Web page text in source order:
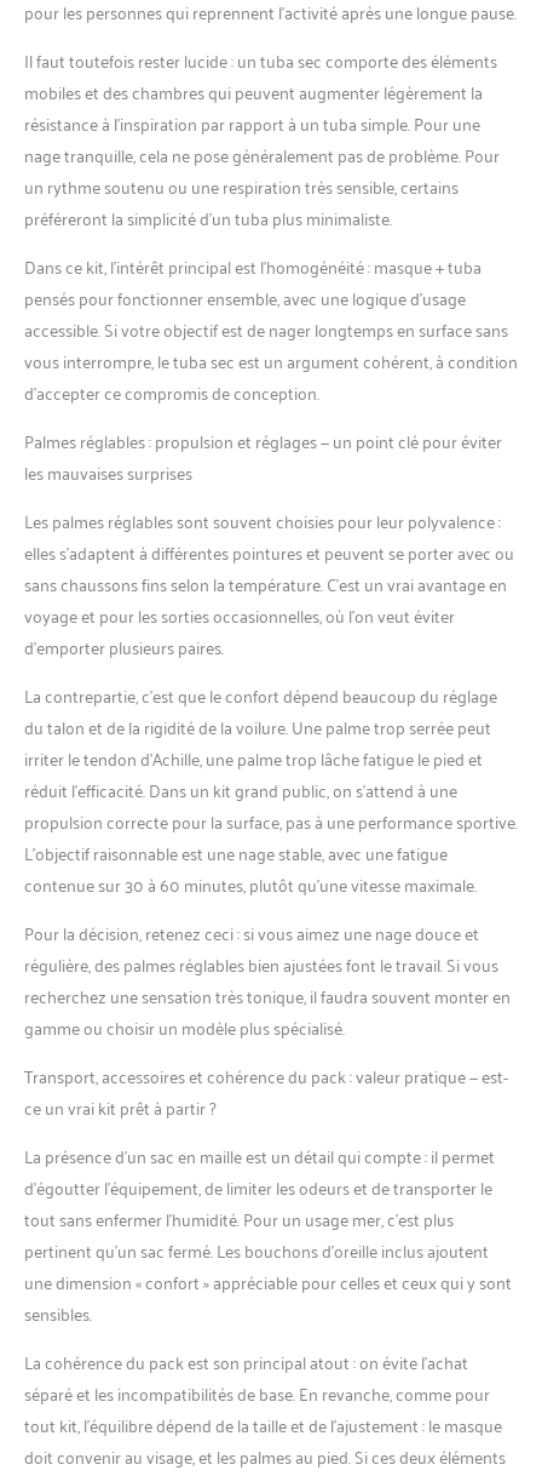
service après-vente.
pour les personnes qui reprennent l’activité après une longue pause.
Il faut toutefois rester lucide : un tuba sec comporte des éléments
mobiles et des chambres qui peuvent augmenter légèrement la
résistance à l’inspiration par rapport à un tuba simple. Pour une
nage tranquille, cela ne pose généralement pas de problème. Pour
un rythme soutenu ou une respiration très sensible, certains
préféreront la simplicité d’un tuba plus minimaliste.
Dans ce kit, l’intérêt principal est l’homogénéité : masque + tuba
pensés pour fonctionner ensemble, avec une logique d’usage
accessible. Si votre objectif est de nager longtemps en surface sans
vous interrompre, le tuba sec est un argument cohérent, à condition
d’accepter ce compromis de conception.
Palmes réglables : propulsion et réglages — un point clé pour éviter
les mauvaises surprises
Les palmes réglables sont souvent choisies pour leur polyvalence :
elles s’adaptent à différentes pointures et peuvent se porter avec ou
sans chaussons fins selon la température. C’est un vrai avantage en
voyage et pour les sorties occasionnelles, où l’on veut éviter
d’emporter plusieurs paires.
La contrepartie, c’est que le confort dépend beaucoup du réglage
du talon et de la rigidité de la voilure. Une palme trop serrée peut
irriter le tendon d’Achille, une palme trop lâche fatigue le pied et
réduit l’efficacité. Dans un kit grand public, on s’attend à une
propulsion correcte pour la surface, pas à une performance sportive.
L’objectif raisonnable est une nage stable, avec une fatigue
contenue sur 30 à 60 minutes, plutôt qu’une vitesse maximale.
Pour la décision, retenez ceci : si vous aimez une nage douce et
régulière, des palmes réglables bien ajustées font le travail. Si vous
recherchez une sensation très tonique, il faudra souvent monter en
gamme ou choisir un modèle plus spécialisé.
Transport, accessoires et cohérence du pack : valeur pratique — est-
ce un vrai kit prêt à partir ?
La présence d’un sac en maille est un détail qui compte : il permet
d’égoutter l’équipement, de limiter les odeurs et de transporter le
tout sans enfermer l’humidité. Pour un usage mer, c’est plus
pertinent qu’un sac fermé. Les bouchons d’oreille inclus ajoutent
une dimension « confort » appréciable pour celles et ceux qui y sont
sensibles.
La cohérence du pack est son principal atout : on évite l’achat
séparé et les incompatibilités de base. En revanche, comme pour
tout kit, l’équilibre dépend de la taille et de l’ajustement : le masque
doit convenir au visage, et les palmes au pied. Si ces deux éléments